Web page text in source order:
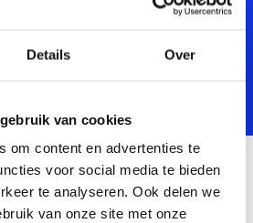
Details Over
van cookies
om content en advertenties te
voor social media te bieden
te analyseren. Ook delen we
van onze site met onze